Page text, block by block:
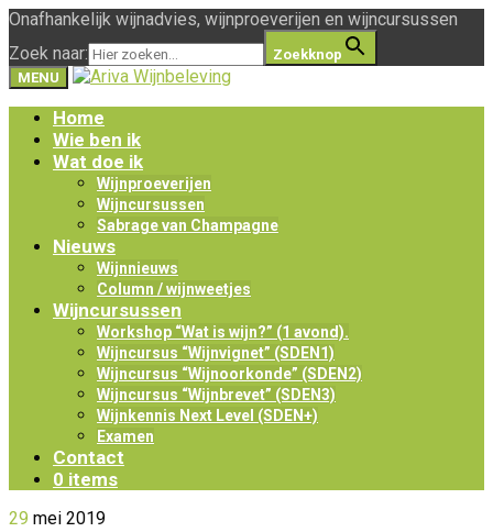
Onafhankelijk wijnadvies, wijnproeverijen en wijncursussen
Zoek naar:
Zoekknop
MENU
Home
Wie ben ik
Wat doe ik
Wijnproeverijen
Wijncursussen
Sabrage van Champagne
Nieuws
Wijnnieuws
Column / wijnweetjes
Wijncursussen
Workshop “Wat is wijn?” (1 avond).
Wijncursus “Wijnvignet” (SDEN1)
Wijncursus “Wijnoorkonde” (SDEN2)
Wijncursus “Wijnbrevet” (SDEN3)
Wijnkennis Next Level (SDEN+)
Examen
Contact
0 items
29 mei 2019